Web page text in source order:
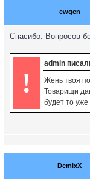
ewgen
Спасибо. Вопросов
!
admin
Жень твоя
Товарищи
будет то уже
DemixX